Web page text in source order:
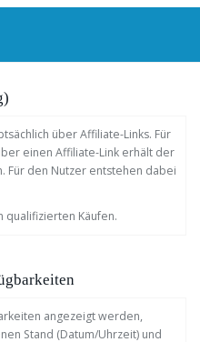
über Affiliate-Links. Für
einen Affiliate-Link erhält der
den Nutzer entstehen dabei
qualifizierten Käufen.
angezeigt werden,
Stand (Datum/Uhrzeit) und